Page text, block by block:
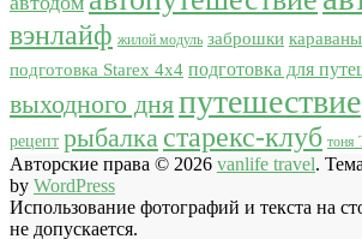
вэнлайф жилой модуль заброшки караваны
подготовка Starex 4x4 подготовка для
выходного дняпутешествие
рецепт рыбалка старекс-клуб тоня
Авторские права © 2026 vanlife travel.
by WordPress
Использование фотографий и текста на
не допускается.